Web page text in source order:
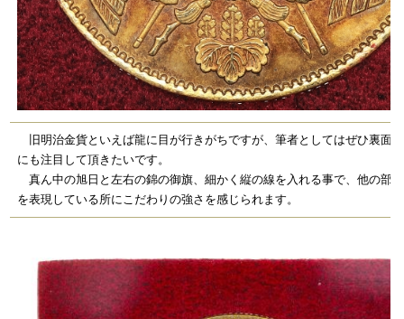
旧明治金貨といえば龍に目が行きがちですが、筆者としてはぜひ裏面
にも注目して頂きたいです。
真ん中の旭日と左右の錦の御旗、細かく縦の線を入れる事で、他の部
を表現している所にこだわりの強さを感じられます。